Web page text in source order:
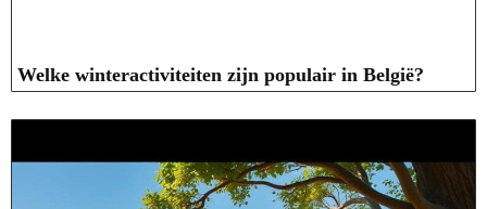
Welke winteractiviteiten zijn populair in België?